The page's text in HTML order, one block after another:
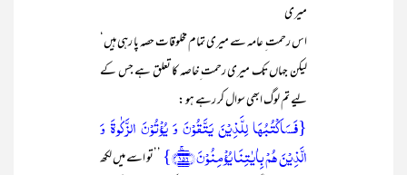
میری
اس رحمت ِ عامہ سے میری تمام مخلوقات حصہ پا رہی ہیں‘
لیکن جہاں تک میری رحمت ِخاصہ کا تعلق ہے جس کے
لیے تم لوگ ابھی سوال کر رہے ہو :
{فَسَاَکۡتُبُہَا لِلَّذِیۡنَ یَتَّقُوۡنَ وَ یُؤۡتُوۡنَ الزَّکٰوۃَ وَ
الَّذِیۡنَ ہُمۡ بِاٰیٰتِنَا یُؤۡمِنُوۡنَ ﴿۱۵۶﴾ۚ}
’’تو اسے میں لکھ